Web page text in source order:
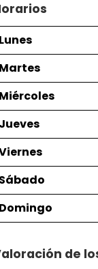
Lunes
Martes
Miércoles
Jueves
Sábado
Domingo
de